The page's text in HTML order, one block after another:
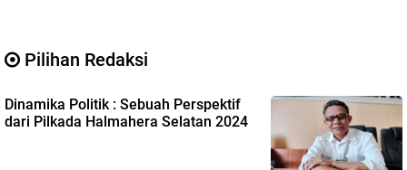
Pilihan Redaksi
Dinamika Politik : Sebuah Perspektif
dari Pilkada Halmahera Selatan 2024